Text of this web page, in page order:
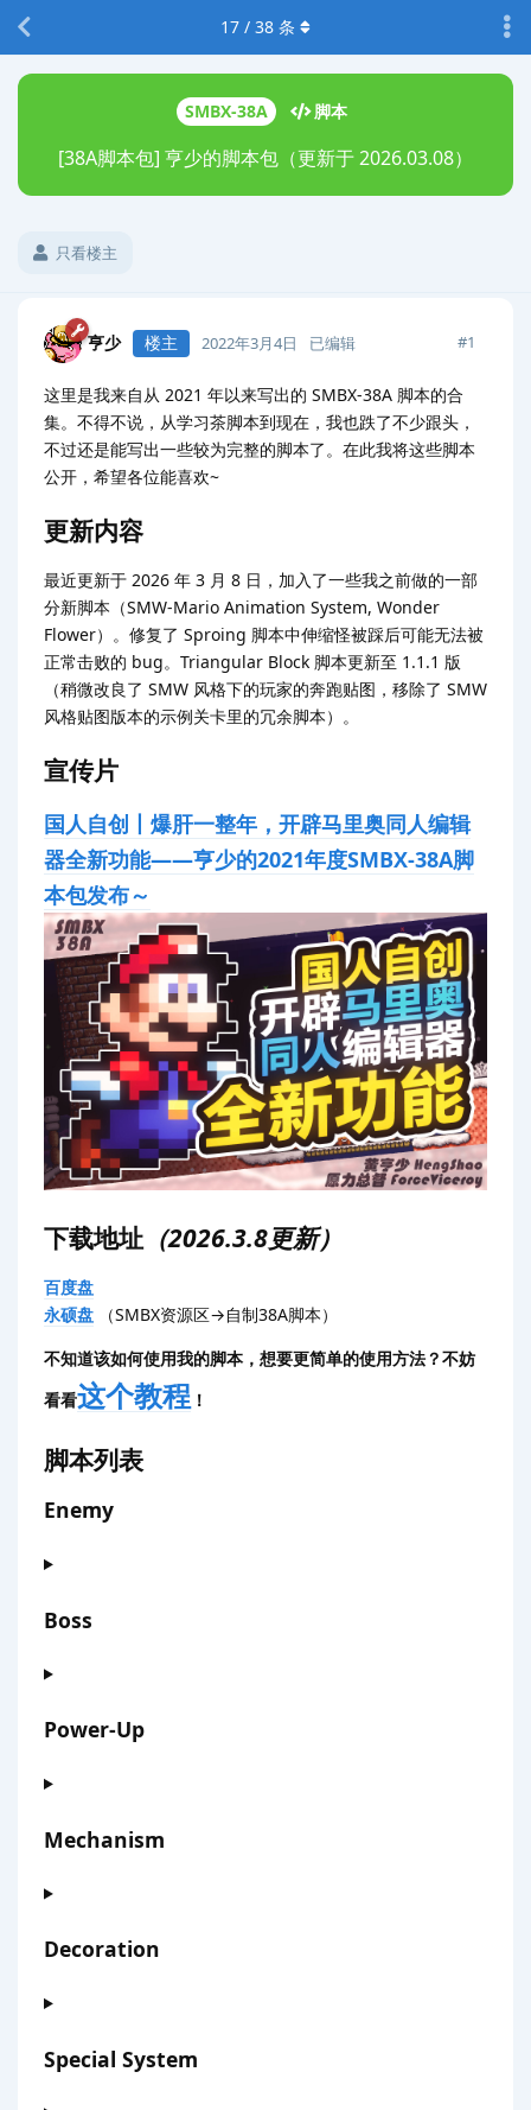
SMBX-38A 脚本
[38A脚本包] 亨少的脚本包（更新于 2026.03.08）
只看楼主
17 / 38 条
亨少 楼主 2022年3月4日 已编辑 #1
这里是我来自从 2021 年以来写出的 SMBX-38A 脚本的合
集。不得不说，从学习茶脚本到现在，我也跌了不少跟头，
不过还是能写出一些较为完整的脚本了。在此我将这些脚本
公开，希望各位能喜欢~
更新内容
最近更新于 2026 年 3 月 8 日，加入了一些我之前做的一部
分新脚本（SMW-Mario Animation System, Wonder
Flower）。修复了 Sproing 脚本中伸缩怪被踩后可能无法被
正常击败的 bug。Triangular Block 脚本更新至 1.1.1 版
（稍微改良了 SMW 风格下的玩家的奔跑贴图，移除了 SMW
风格贴图版本的示例关卡里的冗余脚本）。
宣传片
国人自创丨爆肝一整年，开辟马里奥同人编辑
器全新功能——亨少的2021年度SMBX-38A脚
本包发布～
下载地址 （2026.3.8更新）
百度盘
永硕盘 （SMBX资源区→自制38A脚本）
不知道该如何使用我的脚本，想要更简单的使用方法？不妨
看看这个教程 ！
脚本列表
Enemy
Boss
Power-Up
Mechanism
Decoration
Special System